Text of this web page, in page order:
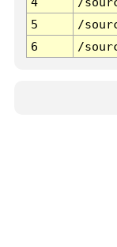
5
/
6
/